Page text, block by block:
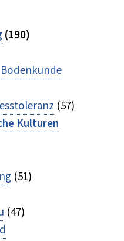
(190)
(57)
Kulturen
(51)
(47)